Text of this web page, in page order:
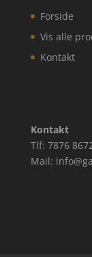
Forside
Vis alle
Kontakt
Kontakt
Tlf: 7876
Mail: